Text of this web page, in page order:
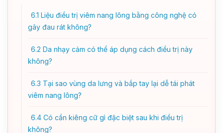
6.1 Liệu điều trị viêm nang lông bằng công nghệ có
gây đau rát không?
6.2 Da nhạy cảm có thể áp dụng cách điều trị này
không?
6.3 Tại sao vùng da lưng và bắp tay lại dễ tái phát
viêm nang lông?
6.4 Có cần kiêng cữ gì đặc biệt sau khi điều trị
không?